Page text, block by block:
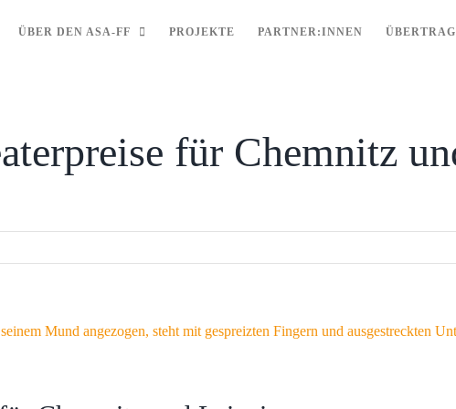
ÜBER DEN ASA-FF PROJEKTE PARTNER:INNEN
für Chemnitz